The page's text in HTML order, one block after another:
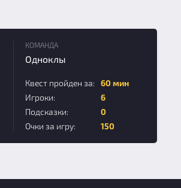
КОМАНДА
Одноклы
Квест пройден за:
60 мин
Игроки:
6
Подсказки:
0
Очки за игру:
150